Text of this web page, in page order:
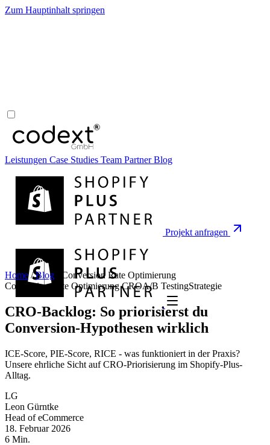
Zum Hauptinhalt springen
Leistungen Case Studies Team PartnerBlog
Projekt anfragen
Home / Blog
Conversion Rate Optimierung
Conversion Rate Optimierung CROA/B TestingStrategie
CRO-Backlog: So priorisierst du
Conversion-Hypothesen wirklich
ICE-Score, PIE-Score, RICE - was funktioniert in der Praxis?
Unsere ehrliche Sicht auf CRO-Priorisierung im Shopify-Plus-
Alltag.
LG
Leon Gürntke
Head of eCommerce
18. Februar 2026
6 Min.